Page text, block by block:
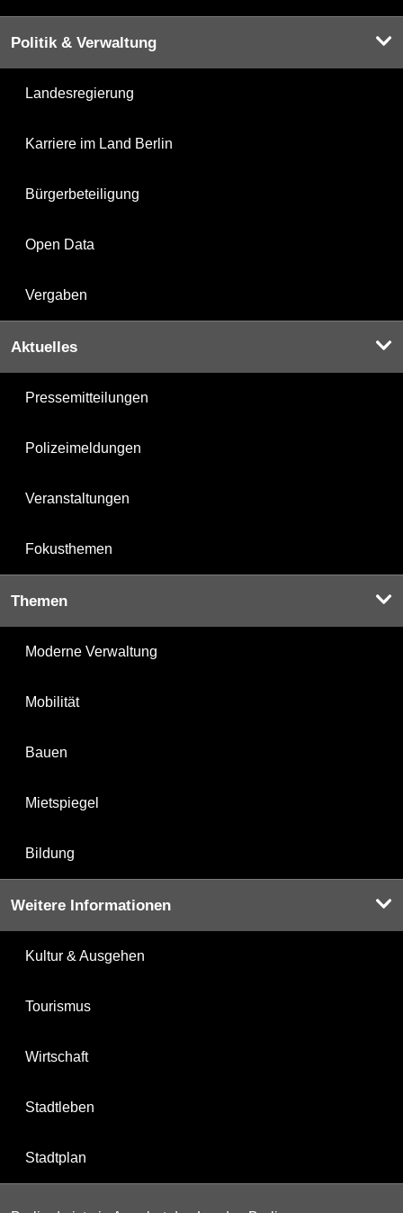
Politik & Verwaltung
Landesregierung
Karriere im Land Berlin
Bürgerbeteiligung
Open Data
Vergaben
Aktuelles
Pressemitteilungen
Polizeimeldungen
Veranstaltungen
Fokusthemen
Themen
Moderne Verwaltung
Mobilität
Bauen
Mietspiegel
Bildung
Weitere Informationen
Kultur & Ausgehen
Tourismus
Wirtschaft
Stadtleben
Stadtplan